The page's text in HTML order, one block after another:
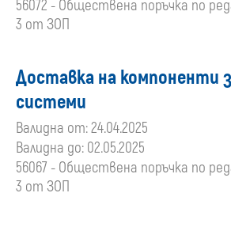
56072 - Обществена поръчка по
3 от ЗОП
Доставка на компоненти
системи
Валидна от: 24.04.2025
Валидна до: 02.05.2025
56067 - Обществена поръчка по
3 от ЗОП